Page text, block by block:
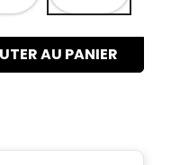
AU PANIER